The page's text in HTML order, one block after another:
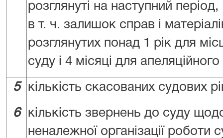
розглянуті на наступний період,
в т. ч. залишок справ і
розглянутих понад 1 рік для
суду і 4 місяці для
5 кількість скасованих судових
6
кількість звернень до суду
неналежної організації роботи